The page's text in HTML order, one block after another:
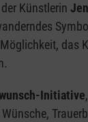
Künstlerin
das
Initiative